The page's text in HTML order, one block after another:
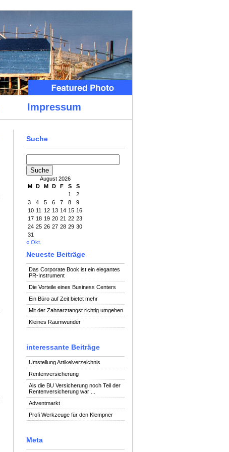
Impressum
Suche
August 2026
M D M D F S
S
1
2
3
4 5 6 7 8
9
10 11 12 13 14 15 16
17 18 19 20 21 22 23
24 25 26 27 28 29 30
31
« Okt.
Neueste Beiträge
Das Corporate Book ist ein elegantes
PR-Instrument
Die Vorteile eines Business Centers
Ein Büro auf Zeit bietet mehr
Mit der Zahnarztangst richtig umgehen
Kleines Raumwunder
interessante Beiträge
Umstellung Artikelverzeichnis
Rentenversicherung
Als die BU Versicherung noch Teil der
Rentenversicherung war ...
Adventmarkt
Profi Werkzeuge für den Klempner
Meta